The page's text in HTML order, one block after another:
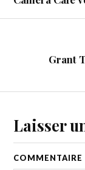
Grant
Laisser
COMMENTAIRE